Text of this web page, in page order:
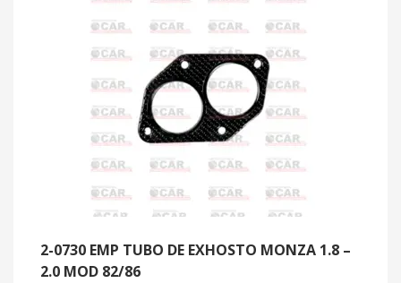
2-0730 EMP TUBO DE EXHOSTO MONZA 1.8 –
2.0 MOD 82/86